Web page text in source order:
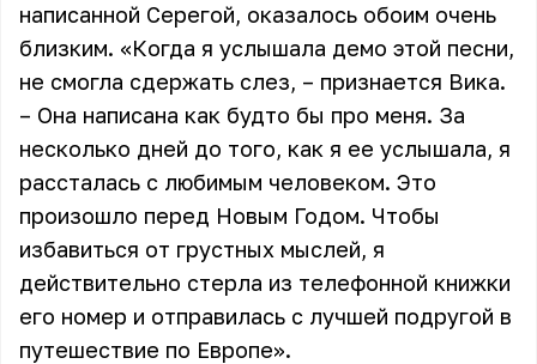
написанной Серегой, оказалось обоим очень
близким. «Когда я услышала демо этой песни,
не смогла сдержать слез, – признается Вика.
– Она написана как будто бы про меня. За
несколько дней до того, как я ее услышала, я
рассталась с любимым человеком. Это
произошло перед Новым Годом. Чтобы
избавиться от грустных мыслей, я
действительно стерла из телефонной книжки
его номер и отправилась с лучшей подругой в
путешествие по Европе».